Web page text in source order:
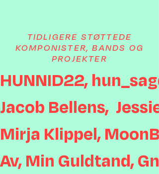
TIDLIGERE STØTTEDE
KOMPONISTER, BANDS OG
PROJEKTER
HUNNID22,
Jacob Bellens,
Mirja Klippel,
Av, Min Guldtand,